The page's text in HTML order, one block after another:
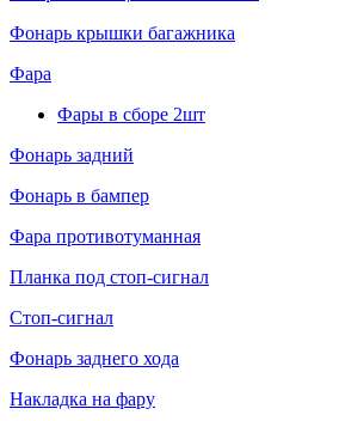
Фонарь крышки багажника
Фара
Фары в сборе 2шт
Фонарь задний
Фонарь в бампер
Фара противотуманная
Планка под стоп-сигнал
Стоп-сигнал
Фонарь заднего хода
Накладка на фару